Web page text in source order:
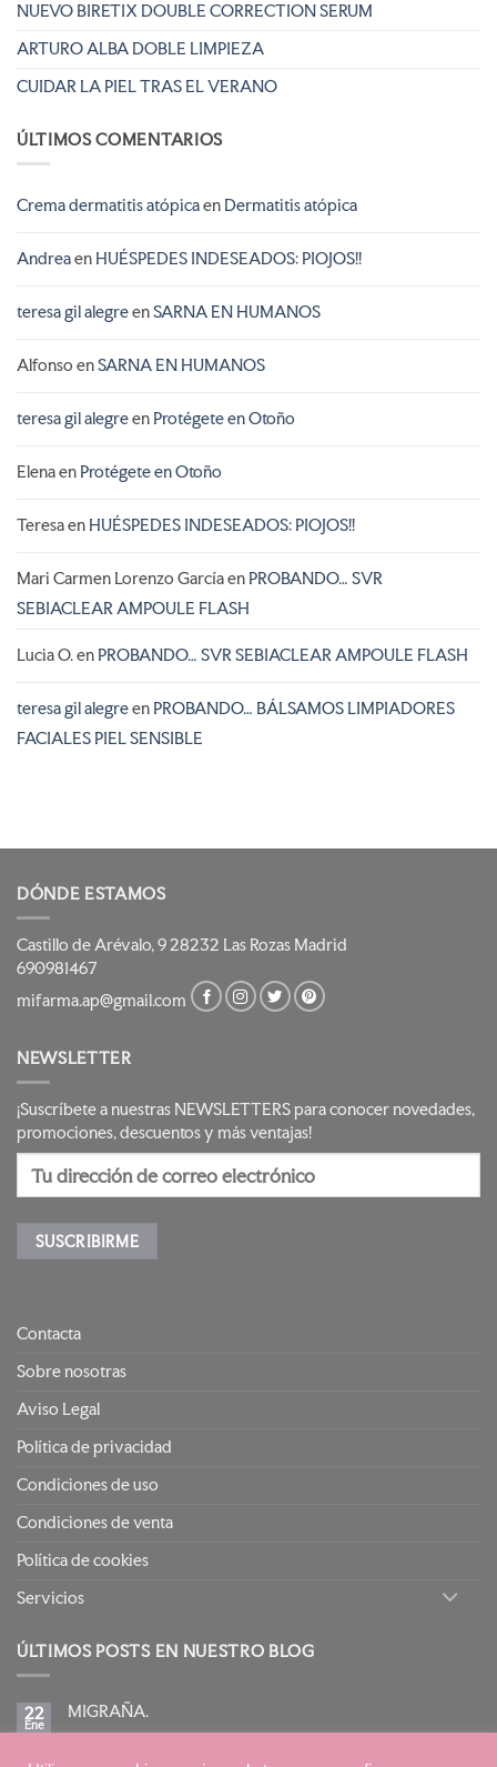
NUEVO BIRETIX DOUBLE CORRECTION SERUM
ARTURO ALBA DOBLE LIMPIEZA
CUIDAR LA PIEL TRAS EL VERANO
ÚLTIMOS COMENTARIOS
Crema dermatitis atópicaen Dermatitis atópica
Andreaen HUÉSPEDES INDESEADOS: PIOJOS!!
teresa gil alegreenSARNA EN HUMANOS
Alfonso enSARNA EN HUMANOS
teresa gil alegreen Protégete en Otoño
Elenaen Protégete en Otoño
Teresaen HUÉSPEDES INDESEADOS: PIOJOS!!
Mari Carmen Lorenzo Garcíaen PROBANDO… SVR
SEBIACLEAR AMPOULE FLASH
Lucia O.en PROBANDO… SVR SEBIACLEAR AMPOULE FLASH
teresa gil alegreen PROBANDO… BÁLSAMOS LIMPIADORES
FACIALES PIEL SENSIBLE
DÓNDE ESTAMOS
Castillo de Arévalo, 9 28232 Las Rozas Madrid
690981467
mifarma.ap@gmail.com
NEWSLETTER
¡Suscríbete a nuestras NEWSLETTERS para conocer novedades,
promociones, descuentos y más ventajas!
Contacta
Sobre nosotras
Aviso Legal
Política de privacidad
Condiciones de uso
Condiciones de venta
Política de cookies
Servicios
ÚLTIMOS POSTS EN NUESTRO BLOG
22
Ene
MIGRAÑA.
No